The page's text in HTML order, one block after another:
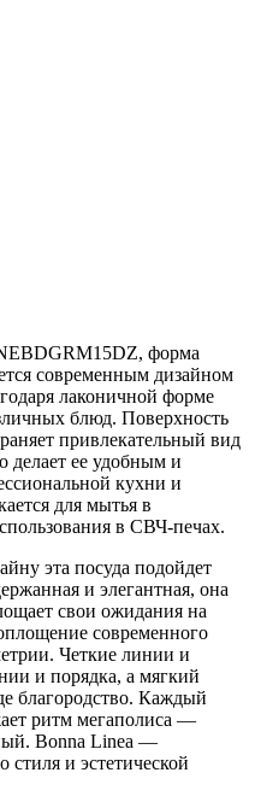
форма
современным дизайном
лаконичной форме
блюд. Поверхность
привлекательный вид
делает ее удобным и
кухни и
для мытья в
в СВЧ-печах.
эта посуда подойдет
и элегантная, она
свои ожидания на
современного
Четкие линии и
и порядка, а мягкий
благородство. Каждый
ритм мегаполиса —
Bonna Linea —
стиля и эстетической